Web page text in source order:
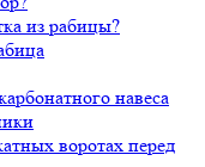
из рабицы?
навеса
воротах перед